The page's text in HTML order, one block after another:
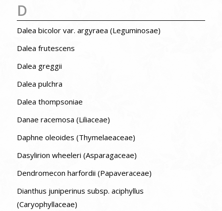
D
Dalea bicolor var. argyraea (Leguminosae)
Dalea frutescens
Dalea greggii
Dalea pulchra
Dalea thompsoniae
Danae racemosa (Liliaceae)
Daphne oleoides (Thymelaeaceae)
Dasylirion wheeleri (Asparagaceae)
Dendromecon harfordii (Papaveraceae)
Dianthus juniperinus subsp. aciphyllus
(Caryophyllaceae)